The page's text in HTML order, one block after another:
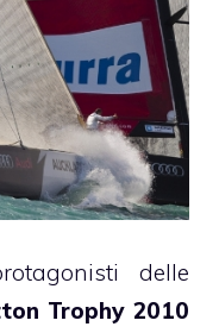
delle
Trophy 2010